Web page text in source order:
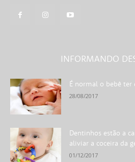
INFORMANDO
É normal o bebê ter
28/08/2017
Dentinhos estão a
aliviar a coceira da
01/12/2017